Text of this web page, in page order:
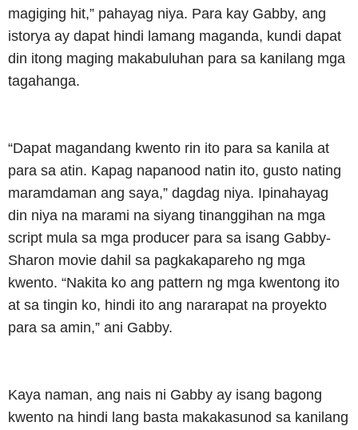
magiging hit,” pahayag niya. Para kay Gabby, ang
istorya ay dapat hindi lamang maganda, kundi dapat
din itong maging makabuluhan para sa kanilang mga
tagahanga.
“Dapat magandang kwento rin ito para sa kanila at
para sa atin. Kapag napanood natin ito, gusto nating
maramdaman ang saya,” dagdag niya. Ipinahayag
din niya na marami na siyang tinanggihan na mga
script mula sa mga producer para sa isang Gabby-
Sharon movie dahil sa pagkakapareho ng mga
kwento. “Nakita ko ang pattern ng mga kwentong ito
at sa tingin ko, hindi ito ang nararapat na proyekto
para sa amin,” ani Gabby.
Kaya naman, ang nais ni Gabby ay isang bagong
kwento na hindi lang basta makakasunod sa kanilang